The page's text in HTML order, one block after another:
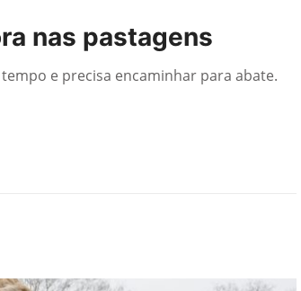
nas pastagens
e precisa encaminhar para abate.